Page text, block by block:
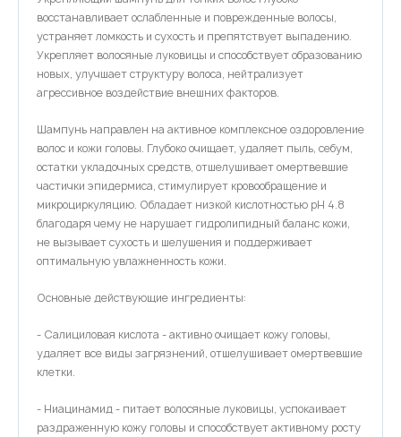
восстанавливает ослабленные и поврежденные волосы,
устраняет ломкость и сухость и препятствует выпадению.
Укрепляет волосяные луковицы и способствует образованию
новых, улучшает структуру волоса, нейтрализует
агрессивное воздействие внешних факторов.
Шампунь направлен на активное комплексное оздоровление
волос и кожи головы. Глубоко очищает, удаляет пыль, себум,
остатки укладочных средств, отшелушивает омертвевшие
частички эпидермиса, стимулирует кровообращение и
микроциркуляцию. Обладает низкой кислотностью pH 4.8
благодаря чему не нарушает гидролипидный баланс кожи,
не вызывает сухость и шелушения и поддерживает
оптимальную увлажненность кожи.
Основные действующие ингредиенты:
- Салициловая кислота - активно очищает кожу головы,
удаляет все виды загрязнений, отшелушивает омертвевшие
клетки.
- Ниацинамид - питает волосяные луковицы, успокаивает
раздраженную кожу головы и способствует активному росту